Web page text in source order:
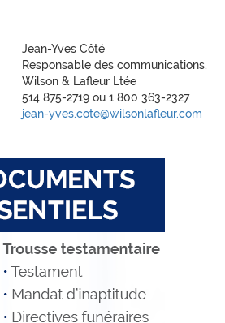
Jean-Yves Côté
Responsable des communications,
Wilson & Lafleur Ltée
514 875-2719 ou 1 800 363-2327
jean-yves.cote@wilsonlafleur.com